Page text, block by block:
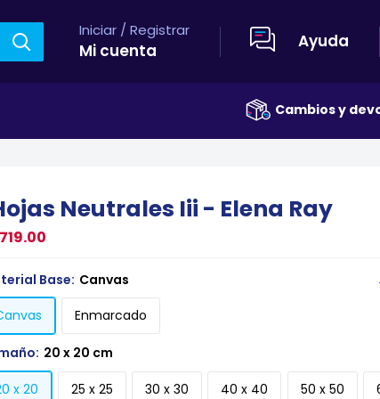
Iniciar / Registrar
Mi cuenta Ayuda
Cambios y
Neutrales Iii - Elena Ray
Base: Canvas
Enmarcado
20 x 20 cm
x 20 25 x 25 30 x 30 40 x 40 50 x 50